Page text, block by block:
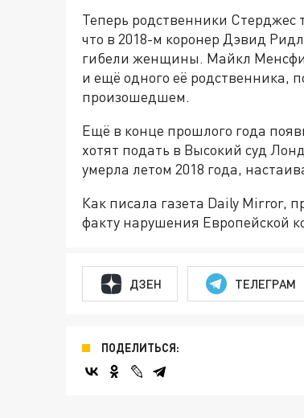
Теперь родственники Стерджес
что в 2018-м коронер Дэвид
гибели женщины. Майкл
и ещё одного её родственника,
произошедшем.
Ещё в конце прошлого года
хотят подать в Высокий суд
умерла летом 2018 года,
Как писала газета Daily Mirror,
факту нарушения Европейской
ДЗЕН ТЕЛЕГРАМ
ПОДЕЛИТЬСЯ: